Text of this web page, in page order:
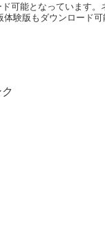
可能となっています。
験版もダウンロード